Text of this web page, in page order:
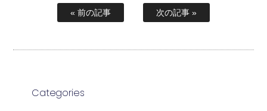
« 前の記事 次の記事 »
Categories